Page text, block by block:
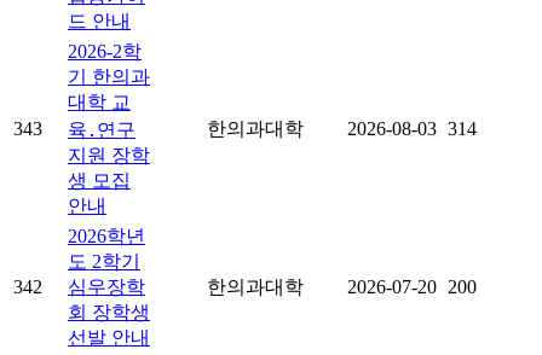
드 안내
343
2026-2학
기 한의과
대학 교
육․연구
지원 장학
생 모집
안내
한의과대학 2026-08-03 314
342
2026학년
도 2학기
심우장학
회 장학생
선발 안내
한의과대학 2026-07-20 200